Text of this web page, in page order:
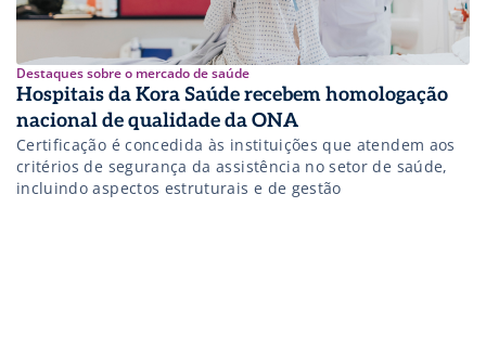
Destaques sobre o mercado de saúde
Hospitais da Kora Saúde recebem homologação
nacional de qualidade da ONA
Certificação é concedida às instituições que atendem aos
critérios de segurança da assistência no setor de saúde,
incluindo aspectos estruturais e de gestão